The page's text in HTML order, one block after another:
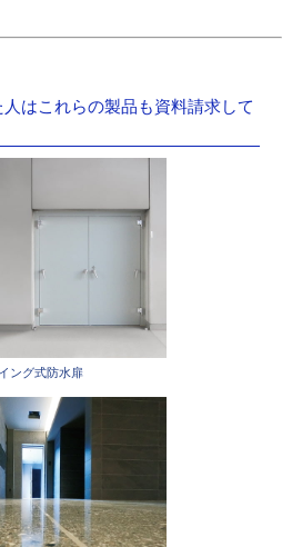
はこれらの製品も資料請求して
ング式防水扉